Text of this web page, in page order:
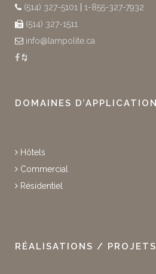
(514) 327-5101
1-855-327-7932
(514) 327-1511
info@lampolite.ca
DOMAINES D’APPLICATION
Hôtels
Commercial
Résidentiel
RÉALISATIONS / PROJETS